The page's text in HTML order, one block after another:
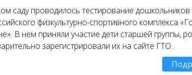
саду проводилось тестирование дошкольников
физкультурно-спортивного комплекса
В нем приняли участие дети старшей группы,
зарегистрировали их на сайте ГТО.